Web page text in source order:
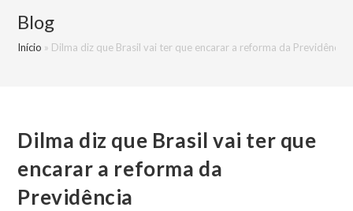
Blog
Início » Dilma diz que Brasil vai ter que encarar a reforma da Previdência
Dilma diz que Brasil vai ter que
encarar a reforma da
Previdência